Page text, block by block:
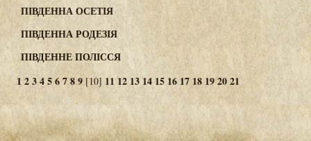
ПІВДЕННА ОСЕТІЯ
ПІВДЕННА РОДЕЗІЯ
ПІВДЕННЕ ПОЛІССЯ
123456789[10] 11 12 1314 1516 17 18 192021